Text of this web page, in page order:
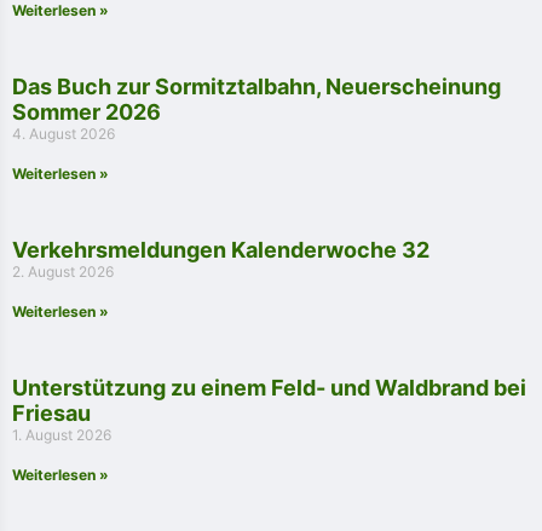
Weiterlesen »
Das Buch zur Sormitztalbahn, Neuerscheinung
Sommer 2026
4. August 2026
Weiterlesen »
Verkehrsmeldungen Kalenderwoche 32
2. August 2026
Weiterlesen »
Unterstützung zu einem Feld- und Waldbrand bei
Friesau
1. August 2026
Weiterlesen »